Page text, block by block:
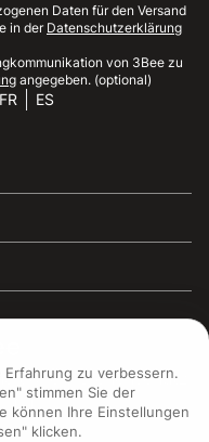
Daten für den Versand
in der Datenschutzerklärung
von 3Bee zu
angegeben. (optional)
FR ES
Bienenschutz
zu verbessern.
stimmen Sie der
können Ihre Einstellungen
klicken.